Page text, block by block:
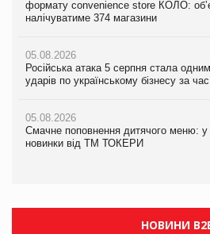
формату convenience store КОЛО:
налічуватиме 374 магазини
05.08.2026
Російська атака 5 серпня стала
ударів по українському бізнесу за
05.08.2026
Смачне поповнення дитячого меню: у
новинки від ТМ ТОКЕРИ
Смачне поповнення дитячого меню: у
новинки від ТМ ТОКЕРИ
05.08.2026
Сергій Лісунов про заморожені
PrivateLabel&FMCG Master 2026
04.08.2026
Через атаку РФ у Дніпрі пошкоджено
Millennium
продуктів
НОВИНИ